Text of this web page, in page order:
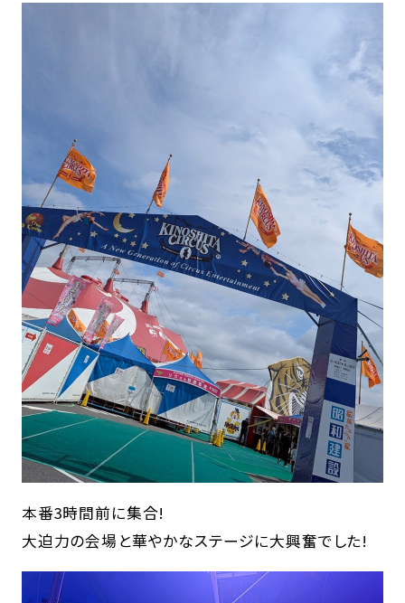
本番3時間前に集合!
大迫力の会場と華やかなステージに大興奮でした!